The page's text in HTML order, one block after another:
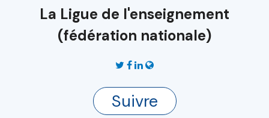
La Ligue de l'enseignement
(fédération nationale)
Suivre